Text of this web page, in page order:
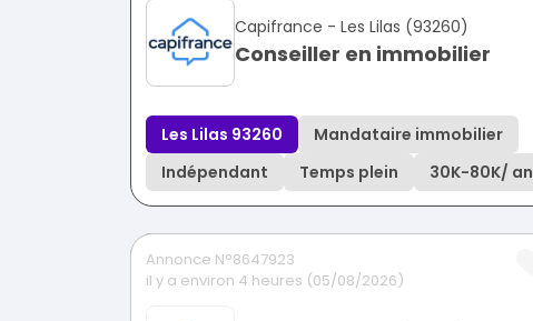
Capifrance - Les Lilas (93260)
Conseiller en immobilier
Les Lilas 93260
Mandataire immobilier
Indépendant
Temps plein 30K-80K/ an
Annonce N°8647923
il y a environ 4 heures (05/08/2026)